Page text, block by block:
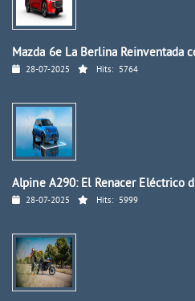
Mazda 6e La Berlina Reinventada
28-07-2025 Hits: 5764
Alpine A290: El Renacer Eléctrico d
28-07-2025 Hits: 5999